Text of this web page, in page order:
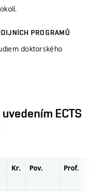
PROGRAMŮ
doktorského
ECTS
Kr. Pov. Prof.